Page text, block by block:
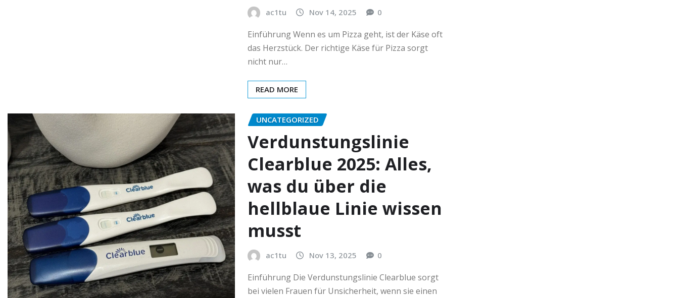
ac1tu Nov 14, 2025 0
Einführung Wenn es um Pizza geht, ist der Käse oft
das Herzstück. Der richtige Käse für Pizza sorgt
nicht nur…
READ MORE
UNCATEGORIZED
Verdunstungslinie
Clearblue 2025: Alles,
was du über die
hellblaue Linie wissen
musst
ac1tu Nov 13, 2025 0
Einführung Die Verdunstungslinie Clearblue sorgt
bei vielen Frauen für Unsicherheit, wenn sie einen